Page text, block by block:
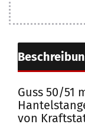
Guss 50/51
von